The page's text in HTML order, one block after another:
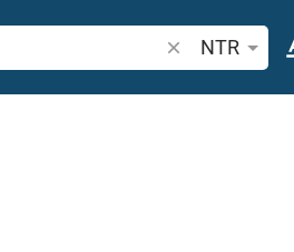
Căutați un
NTR